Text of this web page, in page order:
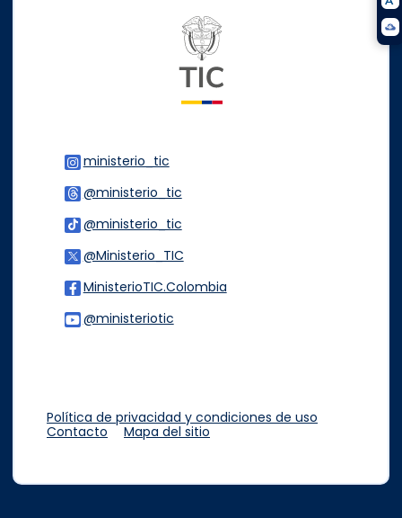
ministerio_tic
@ministerio_tic
@ministerio_tic
@Ministerio_TIC
MinisterioTIC.Colombia
@ministeriotic
Política de privacidad y condiciones de uso
Contacto
Mapa del sitio